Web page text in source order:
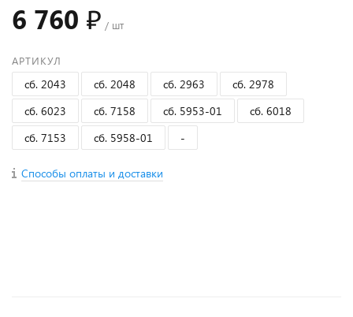
6 760 ₽ / шт
АРТИКУЛ
сб. 2043 сб. 2048 сб. 2963
сб. 2978
сб. 6023
сб. 7158 сб. 5953-01
сб. 6018
сб. 7153
сб. 5958-01 -
Способы оплаты и доставки